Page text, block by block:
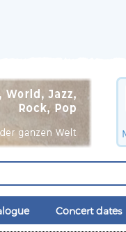
Concert dates